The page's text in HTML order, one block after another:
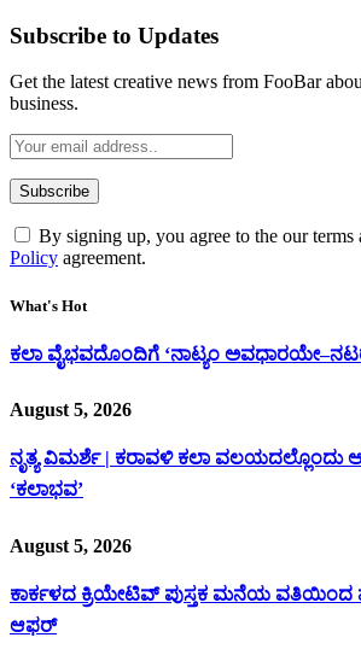
Subscribe to Updates
Get the latest creative news from FooBar
business.
By signing up, you agree to the our terms
Policy agreement.
What's Hot
ಕಲಾ ವೈಭವದೊಂದಿಗೆ ‘ನಾಟ್ಯಂ
August 5, 2026
ನೃತ್ಯ ವಿಮರ್ಶೆ | ಕರಾವಳಿ ಕಲಾ ವಲಯದಲ್ಲೊಂದು
‘ಕಲಾಭವ’
August 5, 2026
ಕಾರ್ಕಳದ ಕ್ರಿಯೇಟಿವ್ ಪುಸ್ತಕ ಮನೆಯ ವತಿಯಿಂದ
ಆಫರ್